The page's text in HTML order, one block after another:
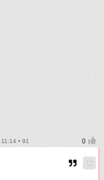
• 91